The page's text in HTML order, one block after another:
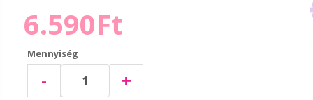
6.590Ft
Mennyiség
- +